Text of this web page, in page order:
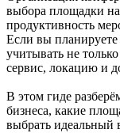
выбора площадки
продуктивность
Если вы
учитывать не
сервис, локацию и
В этом гиде
бизнеса, какие
выбрать идеальный